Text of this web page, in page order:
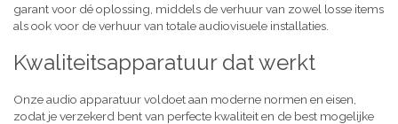
garant voor dé oplossing, middels de verhuur van zowel losse items
als ook voor de verhuur van totale audiovisuele installaties.
Kwaliteitsapparatuur dat werkt
Onze audio apparatuur voldoet aan moderne normen en eisen,
zodat je verzekerd bent van perfecte kwaliteit en de best mogelijke